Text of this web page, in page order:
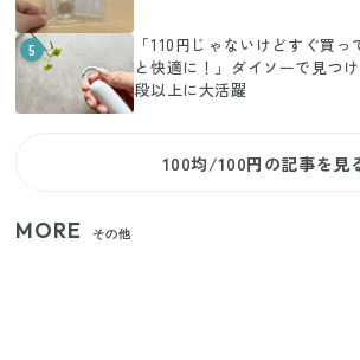
5
「110円じゃないけどすぐ買
と快適に！」ダイソーで見つ
段以上に大活躍
100均/100円の記事を見
MORE その他